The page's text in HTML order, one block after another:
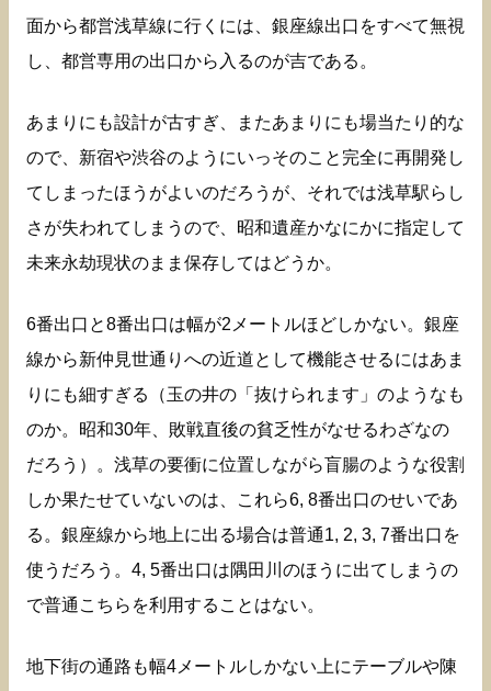
面から都営浅草線に行くには、銀座線出口をすべて無視
し、都営専用の出口から入るのが吉である。
あまりにも設計が古すぎ、またあまりにも場当たり的な
ので、新宿や渋谷のようにいっそのこと完全に再開発し
てしまったほうがよいのだろうが、それでは浅草駅らし
さが失われてしまうので、昭和遺産かなにかに指定して
未来永劫現状のまま保存してはどうか。
6番出口と8番出口は幅が2メートルほどしかない。銀座
線から新仲見世通りへの近道として機能させるにはあま
りにも細すぎる（玉の井の「抜けられます」のようなも
のか。昭和30年、敗戦直後の貧乏性がなせるわざなの
だろう）。浅草の要衝に位置しながら盲腸のような役割
しか果たせていないのは、これら6, 8番出口のせいであ
る。銀座線から地上に出る場合は普通1, 2, 3, 7番出口を
使うだろう。4, 5番出口は隅田川のほうに出てしまうの
で普通こちらを利用することはない。
地下街の通路も幅4メートルしかない上にテーブルや陳